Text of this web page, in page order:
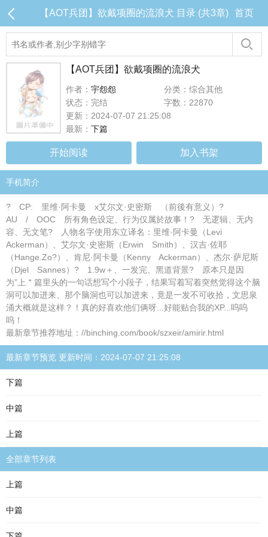
【AOT兵团】欲戴项圈的流浪犬 目录 (共3章) 首页
【AOT兵团】欲戴项圈的流浪犬
作者： 宇怨怨
分类：综合其他
状态：完结
字数：22870
更新：2024-07-07 21:25:08
最新： 下篇
开始阅读 加入书架
手机简介
? CP: 里维·阿卡曼 x艾尔文·史密斯 （前後有意义）?
AU / OOC 所有角色设定、行为仅属於故事！? 无逻辑、无内
容、无文笔? 人物名字使用东立译名：里维·阿卡曼（Levi
Ackerman）、艾尔文·史密斯（Erwin Smith）、汉吉·佐耶
（Hange.Zo?）、肯尼·阿卡曼（Kenny Ackerman）、杰尔·萨尼斯
（Djel Sannes）? 1.9w＋、一发完、黑道背景? 原本只是因
为”上＂篇里头的一句话想写个小段子，结果写着写着突然觉得这个脑
洞可以加进来、那个脑洞也可以加进来，竟是一发不可收拾，文思泉
涌大概就是这样？！真的好喜欢他们俩呀...好能贴合我的XP...呜呜
呜！
最新章节推荐地址：//binching.com/book/szxeir/amirir.html
最新章节预览 更新时间：2024-07-07 21:25:08
下篇
中篇
上篇
全部章节列表
上篇
中篇